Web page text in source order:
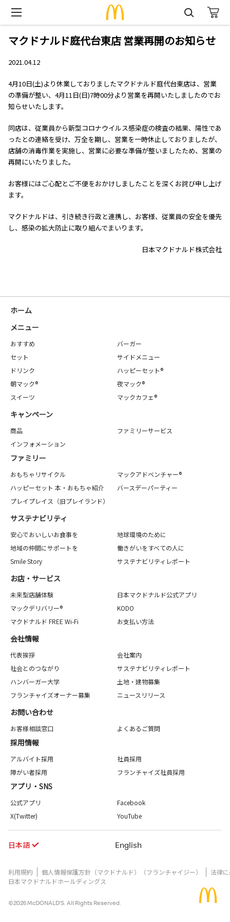
マクドナルド庭代台東店 営業再開のお知らせ
2021.04.12
4月10日(土)より休業しておりましたマクドナルド庭代台東店は、営業
の準備が整い、4月11日(日)7時00分より営業を再開いたしましたのでお
知らせいたします。
同店は、従業員から新型コロナウイルス感染症の検査の結果、陽性であ
ったとの連絡を受け、万全を期し、営業を一時休止しておりましたが、
店舗の消毒作業を実施し、営業に必要な準備が整いましたため、営業の
再開にいたりました。
お客様にはご心配とご不便をおかけしましたことを深くお詫び申し上げ
ます。
マクドナルドは、引き続き行政と連携し、お客様、従業員の安全を優先
し、感染の拡大防止に取り組んでまいります。
日本マクドナルド株式会社
ホーム
メニュー
おすすめ
バーガー
セット
サイドメニュー
ドリンク
ハッピーセット®
朝マック®
夜マック®
スイーツ
マックカフェ®
キャンペーン
商品
ファミリーサービス
インフォメーション
ファミリー
おもちゃリサイクル
マックアドベンチャー®
ハッピーセット 本・おもちゃ紹介
バースデーパーティー
プレイプレイス（旧プレイランド）
サステナビリティ
安心でおいしいお食事を
地球環境のために
地域の仲間にサポートを
働きがいをすべての人に
Smile Story
サステナビリティレポート
お店・サービス
未来型店舗体験
日本マクドナルド公式アプリ
マックデリバリー®
KODO
マクドナルド FREE Wi-Fi
お支払い方法
会社情報
代表挨拶
会社案内
社会とのつながり
サステナビリティレポート
ハンバーガー大学
土地・建物募集
フランチャイズオーナー募集
ニュースリリース
お問い合わせ
お客様相談窓口 よくあるご質問
採用情報
アルバイト採用
社員採用
障がい者採用
フランチャイズ社員採用
アプリ・SNS
公式アプリ
Facebook
X(Twitter)
YouTube
日本語 English
利用規約 個人情報保護方針（マクドナルド）（フランチャイジー）
法律
日本マクドナルドホールディングス
©2026 McDONALD’S. All Rights Reserved.